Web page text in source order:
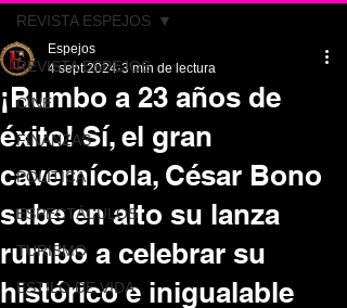
REVISTA ESPEJOS
CINE
FINANZAS
POLÍTICA
ESPECTÁCULOS
TURISMO
ESTILO DE VIDA
REVISTA ESPEJOS
¡Rumbo a 23 años de
éxito! Sí, el gran
cavernícola, César Bono
sube en alto su lanza
rumbo a celebrar su
histórico e inigualable
Espejos
4 sept 2024 3 min de lectura